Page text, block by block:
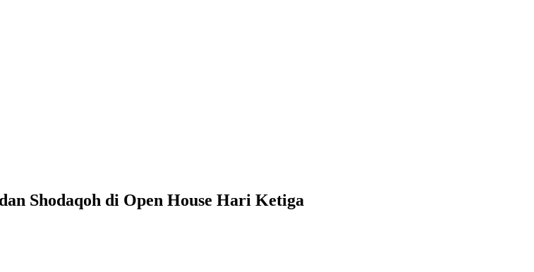
Shodaqoh di Open House Hari Ketiga